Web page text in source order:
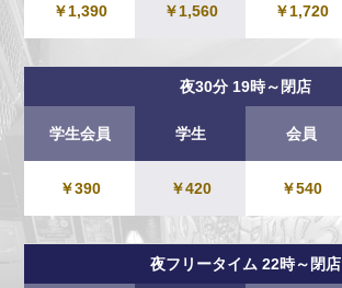
￥1,390 ￥1,560 ￥1,720
夜30分 19時～閉店
学生会員 学生 会員
￥390 ￥420 ￥540
夜フリータイム 22時～閉店